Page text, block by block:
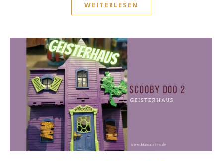
WEITERLESEN